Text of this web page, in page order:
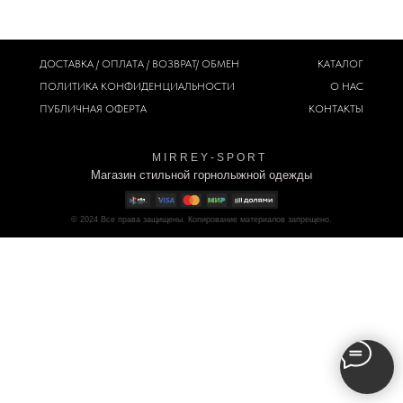
M I R R E Y - S P O R T
Магазин стильной горнолыжной одежды
© 2024 Все права защищены. Копирование материалов запрещено.
ДОСТАВКА / ОПЛАТА / ВОЗВРАТ/ ОБМЕН
ПОЛИТИКА КОНФИДЕНЦИАЛЬНОСТИ
ПУБЛИЧНАЯ ОФЕРТА
КАТАЛОГ
О НАС
КОНТАКТЫ